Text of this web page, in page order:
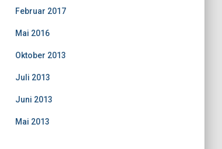
Februar 2017
Mai 2016
Oktober 2013
Juli 2013
Juni 2013
Mai 2013